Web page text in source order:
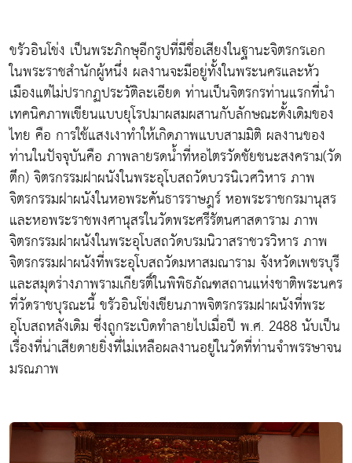
ขรัวอินโข่ง เป็นพระภิกษุอีกรูปที่มีชื่อเสียงในฐานะจิตรกรเอก
ในพระราชสำนักผู้หนึ่ง ผลงานจะมีอยู่ทั้งในพระนครและหัว
เมืองแต่ไม่ปรากฏประวัติละเอียด ท่านเป็นจิตรกรท่านแรกที่นำ
เทคนิคภาพเขียนแบบยุโรปมาผสมผสานกับลักษณะดั้งเดิมของ
ไทย คือ การใช้แสงเงาทำให้เกิดภาพแบบสามมิติ ผลงานของ
ท่านในปัจจุบันคือ ภาพลายรดน้ำที่หอไตรวัดชัยชนะสงคราม(วัด
ตึก) จิตรกรรมฝาผนังในพระอุโบสถวัดบวรนิเวศวิหาร ภาพ
จิตรกรรมฝาผนังในหอพระคันธารราษฎร์ หอพระราชกรมานุสร
และหอพระราชพงศานุสรในวัดพระศรีรัตนศาสดาราม ภาพ
จิตรกรรมฝาผนังในพระอุโบสถวัดบรมนิวาสราชวรวิหาร ภาพ
จิตรกรรมฝาผนังที่พระอุโบสถวัดมหาสมณาราม จังหวัดเพชรบุรี
และสมุดร่างภาพรามเกียรติ์ในพิพิธภัณฑสถานแห่งชาติพระนคร
ที่วัดราชบุรณะนี้ ขรัวอินโข่งเขียนภาพจิตรกรรมฝาผนังที่พระ
อุโบสถหลังเดิม ซึ่งถูกระเบิดทำลายไปเมื่อปี พ.ศ. 2488 นับเป็น
เรื่องที่น่าเสียดายยิ่งที่ไม่เหลือผลงานอยู่ในวัดที่ท่านจำพรรษาจน
มรณภาพ